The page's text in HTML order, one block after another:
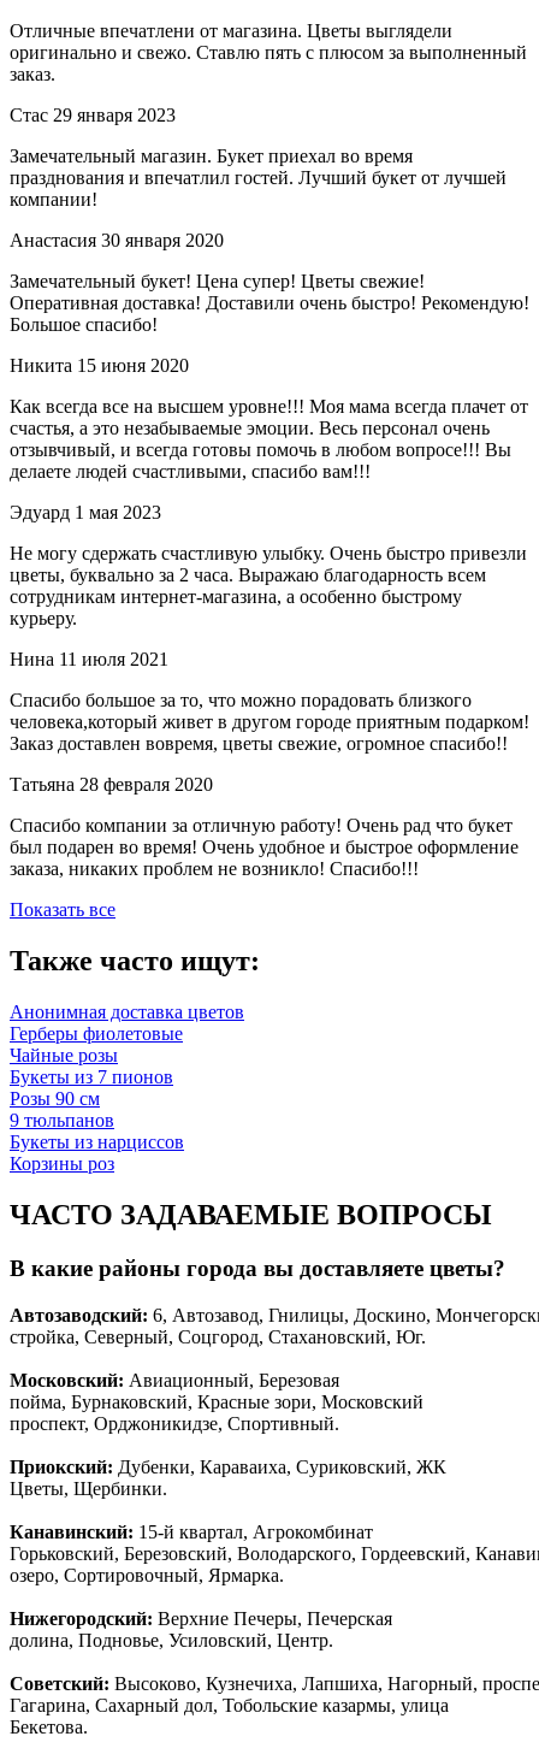
Отличные впечатлени от магазина. Цветы выглядели
оригинально и свежо. Ставлю пять с плюсом за выполненный
заказ.
Стас 29 января 2023
Замечательный магазин. Букет приехал во время
празднования и впечатлил гостей. Лучший букет от лучшей
компании!
Анастасия 30 января 2020
Замечательный букет! Цена супер! Цветы свежие!
Оперативная доставка! Доставили очень быстро! Рекомендую!
Большое спасибо!
Никита 15 июня 2020
Как всегда все на высшем уровне!!! Моя мама всегда плачет от
счастья, а это незабываемые эмоции. Весь персонал очень
отзывчивый, и всегда готовы помочь в любом вопросе!!! Вы
делаете людей счастливыми, спасибо вам!!!
Эдуард 1 мая 2023
Не могу сдержать счастливую улыбку. Очень быстро привезли
цветы, буквально за 2 часа. Выражаю благодарность всем
сотрудникам интернет-магазина, а особенно быстрому
курьеру.
Нина 11 июля 2021
Спасибо большое за то, что можно порадовать близкого
человека,который живет в другом городе приятным подарком!
Заказ доставлен вовремя, цветы свежие, огромное спасибо!!
Татьяна 28 февраля 2020
Спасибо компании за отличную работу! Очень рад что букет
был подарен во время! Очень удобное и быстрое оформление
заказа, никаких проблем не возникло! Спасибо!!!
Показать все
Также часто ищут:
Анонимная доставка цветов
Герберы фиолетовые
Чайные розы
Букеты из 7 пионов
Розы 90 см
9 тюльпанов
Букеты из нарциссов
Корзины роз
ЧАСТО ЗАДАВАЕМЫЕ ВОПРОСЫ
В какие районы города вы доставляете цветы?
Автозаводский: 6, Автозавод, Гнилицы, Доскино,
стройка, Северный, Соцгород, Стахановский, Юг.
Московский: Авиационный, Березовая
пойма, Бурнаковский, Красные зори, Московский
проспект, Орджоникидзе, Спортивный.
Приокский: Дубенки, Караваиха, Суриковский, ЖК
Цветы, Щербинки.
Канавинский: 15-й квартал, Агрокомбинат
Горьковский, Березовский, Володарского, Гордеевский,
озеро, Сортировочный, Ярмарка.
Нижегородский: Верхние Печеры, Печерская
долина, Подновье, Усиловский, Центр.
Советский: Высоково, Кузнечиха, Лапшиха, Нагорный,
Гагарина, Сахарный дол, Тобольские казармы, улица
Бекетова.